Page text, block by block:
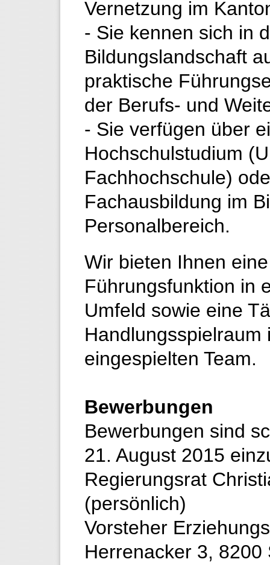
Vernetzung im
- Sie kennen sich in
Bildungslandschaft
praktische
der Berufs- und
- Sie verfügen über
Hochschulstudium
Fachhochschule)
Fachausbildung im
Personalbereich.
Wir bieten Ihnen
Führungsfunktion in
Umfeld sowie eine
Handlungsspielraum
eingespielten Team.
Bewerbungen
Bewerbungen sind
21. August 2015
Regierungsrat
(persönlich)
Vorsteher
Herrenacker 3, 8200